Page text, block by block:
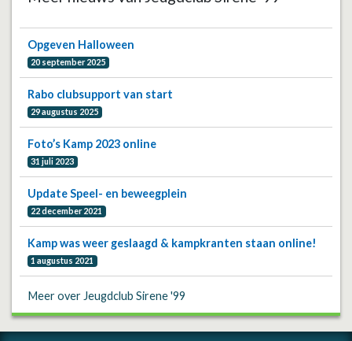
Opgeven Halloween
20 september 2025
Rabo clubsupport van start
29 augustus 2025
Foto’s Kamp 2023 online
31 juli 2023
Update Speel- en beweegplein
22 december 2021
Kamp was weer geslaagd & kampkranten staan online!
1 augustus 2021
Meer over Jeugdclub Sirene '99